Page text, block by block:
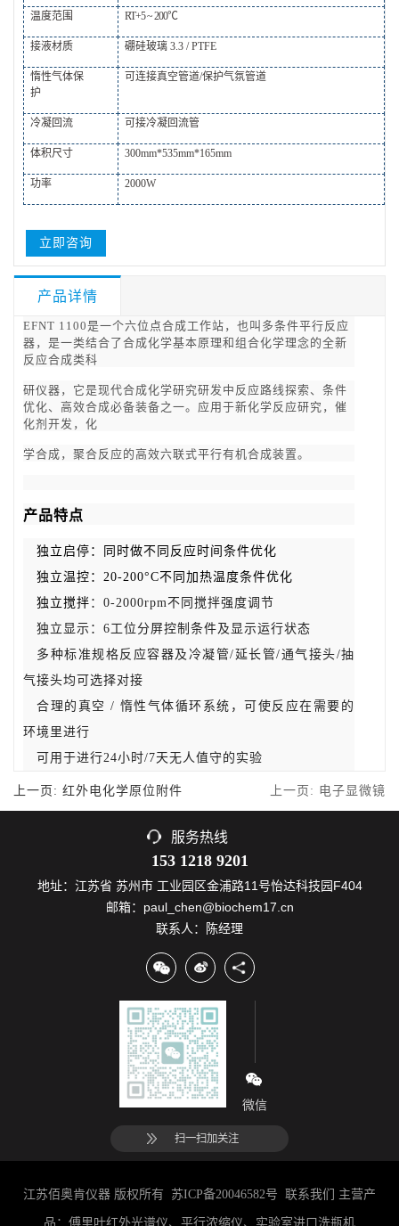
温度范围 RT+5 ~ 200℃
接液材质 硼硅玻璃 3.3 / PTFE
惰性气体保
护
可连接真空管道/保护气氛管道
冷凝回流 可接冷凝回流管
体积尺寸 300mm*535mm*165mm
功率 2000W
立即咨询
产品详情
EFNT 1100是一个六位点合成工作站， 也叫多条件平行反应
器 ， 是一类结合了合成化学基本原理和组合化学理念的全新
反应合成类科
研仪器 ， 它是现代合成化学研究研发中反应路线探索、条件
优化、高效合成必备装备之一。 应用于新化学反应研究 ， 催
化剂开发 ， 化
学合成 ， 聚合反应的高效六联式平行有机合成装置。
产品特点
独立启停 ：同时做不同反应时间条件优化
独立温控 ： 20-200°C不同加热温度条件优化
独立搅拌 ： 0-2000rpm不同搅拌强度调节
独立显示： 6工位分屏控制条件及显示运行状态
多种标准规格反应容器及冷凝管/延长管/通气接头/抽
气接头均可选择对接
合理的真空 / 惰性气体循环系统，可使反应在需要的
环境里进行
可用于进行24小时/7天无人值守的实验
上一页: 红外电化学原位附件 上一页: 电子显微镜
服务热线
153 1218 9201
地址：江苏省 苏州市 工业园区金浦路11号怡达科技园F404
邮箱：paul_chen@biochem17.cn
联系人：陈经理
微信
扫一扫加关注
江苏佰奥肯仪器 版权所有 苏ICP备20046582号 联系我们 主营产
品： 傅里叶红外光谱仪、 平行浓缩仪、 实验室进口洗瓶机